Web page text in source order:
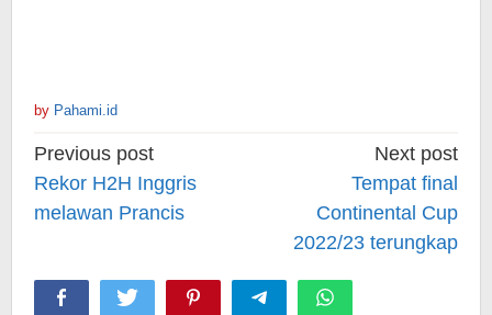
by Pahami.id
Post
navigation
Previous post
Rekor H2H Inggris
melawan Prancis
Next post
Tempat final
Continental Cup
2022/23 terungkap